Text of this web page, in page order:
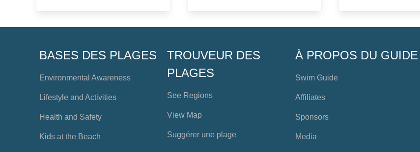
BASES DES PLAGES
Environmental Awareness
Lifestyle and Activities
Health and Safety
Kids at the Beach
TROUVEUR DES
PLAGES
See Regions
View Map
Suggérer une plage
À PROPOS DU GUIDE
Swim Guide
Affiliates
Sponsors
Media